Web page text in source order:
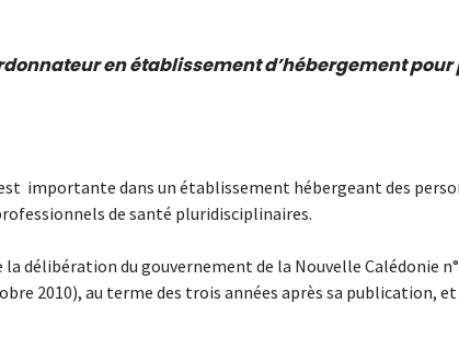
en établissement d’hébergement
importante dans un établissement hébergeant des
de santé pluridisciplinaires.
délibération du gouvernement de la Nouvelle Calédonie
2010), au terme des trois années après sa publication,